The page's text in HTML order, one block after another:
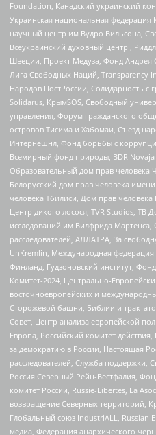
Foundation, Канадский украинский
Украинская национальная
научный центр им Вудро Вильсона,
Всеукраинский духовный центр ,
Швеции, Проект Медуза, Фонд Андрея
Лига Свободных Наций, Transparеncy
Народов ПостРоссии, Солидарность с
Solidarus, КрымSOS, Свободный
управления, Форум гражданского
островов Тисима и Хабомаи, Съезд
Интернешнл, Фонд борьбы с
Всемирный фонд природы, BDR Novaja
Образовательный дом прав
Белорусский дом прав человека
человека Тбилиси, Дом прав
Центр дикого лосося, TVR Studios, ТВ
исследований им Вилфрида
расследователей, АЛЛАТРА, За
UnKremlin, Международная
Финланд, Гудзоновский институт,
Комитет-2024, Центрально-
восточноевропейских и
Сторожевой башни, Библии и
Совет, Центр анализа европейской
Европа, Российский комитет
за демократию в России, Настоящая
расследователей, Служба поддержки,
Россия Северный Рейн-Вестфалия,
комитет России, Russie-Libertes, La
возвращение Северных территорий,
Глобальный союз IndustriALL, Russian
медиа, Федерация анархического